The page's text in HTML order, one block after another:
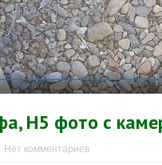
Башкортостан в 2026
Н5 фото с
Нет комментариев